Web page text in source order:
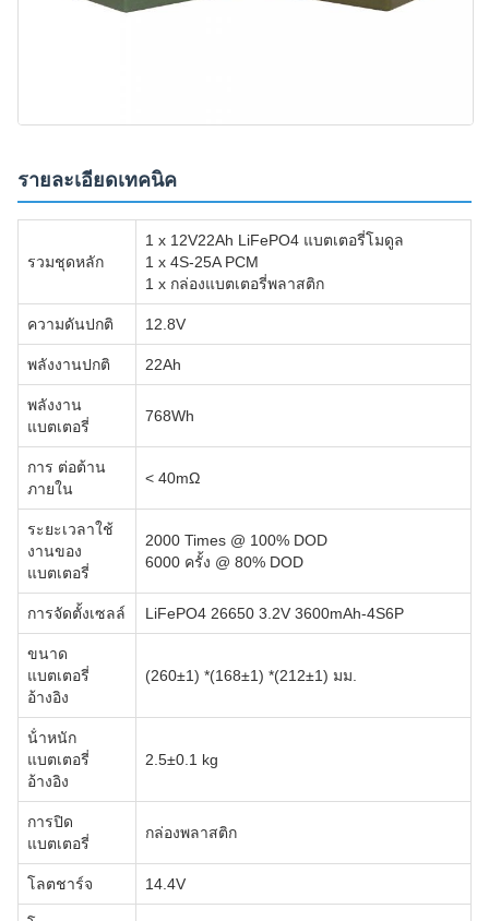
รายละเอียดเทคนิค
รวมชุดหลัก
1 x 12V22Ah LiFePO4 แบตเตอรี่โมดูล
1 x 4S-25A PCM
1 x กล่องแบตเตอรี่พลาสติก
ความดันปกติ 12.8V
พลังงานปกติ 22Ah
พลังงาน
แบตเตอรี่
768Wh
การ ต่อต้าน
ภายใน
< 40mΩ
ระยะเวลาใช้
งานของ
แบตเตอรี่
2000 Times @ 100% DOD
6000 ครั้ง @ 80% DOD
การจัดตั้งเซลล์ LiFePO4 26650 3.2V 3600mAh-4S6P
ขนาด
แบตเตอรี่
อ้างอิง
(260±1) *(168±1) *(212±1) มม.
น้ําหนัก
แบตเตอรี่
อ้างอิง
2.5±0.1 kg
การปิด
แบตเตอรี่
กล่องพลาสติก
โลตชาร์จ 14.4V